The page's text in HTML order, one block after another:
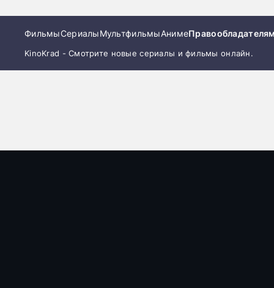
ФильмыСериалыМультфильмыАниме
KinoKrad - Смотрите новые сериалы и фильмы онлайн.